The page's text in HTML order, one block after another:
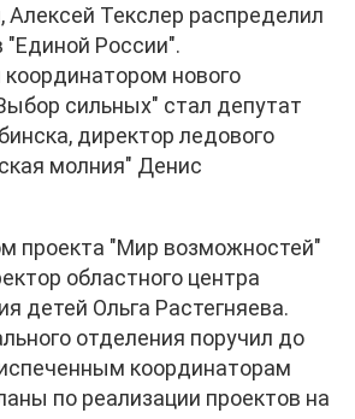
Текслер распределил
России".
нового
сильных" стал депутат
директор ледового
молния" Денис
проекта "Мир возможностей"
областного центра
детей Ольга Растегняева.
отделения поручил до
координаторам
по реализации проектов на